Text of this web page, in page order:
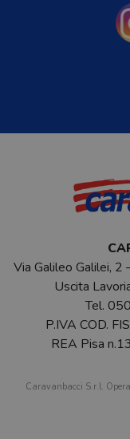
Via Galileo Galilei, 2
Uscita
Tel.
P.IVA COD.
REA Pisa
Caravanbacci S.r.l.